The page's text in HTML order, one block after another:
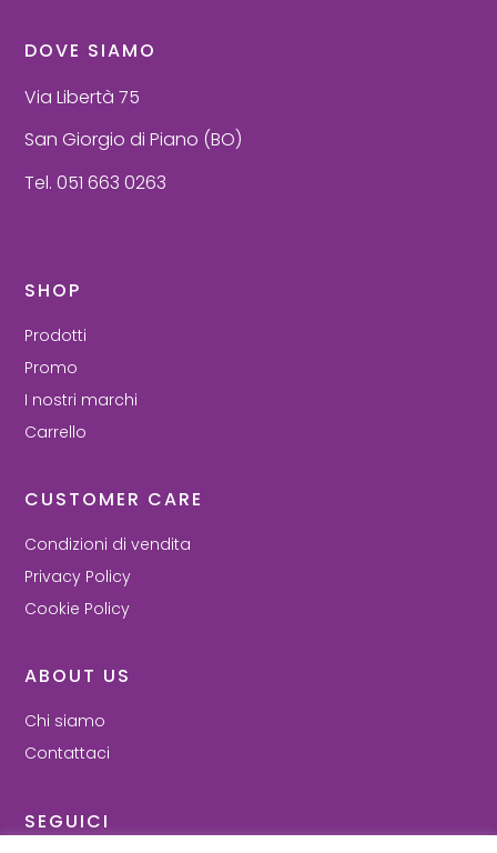
DOVE SIAMO
Via Libertà 75
San Giorgio di Piano (BO)
Tel. 051 663 0263
SHOP
Prodotti
Promo
I nostri marchi
Carrello
CUSTOMER CARE
Condizioni di vendita
Privacy Policy
Cookie Policy
ABOUT US
Chi siamo
Contattaci
SEGUICI